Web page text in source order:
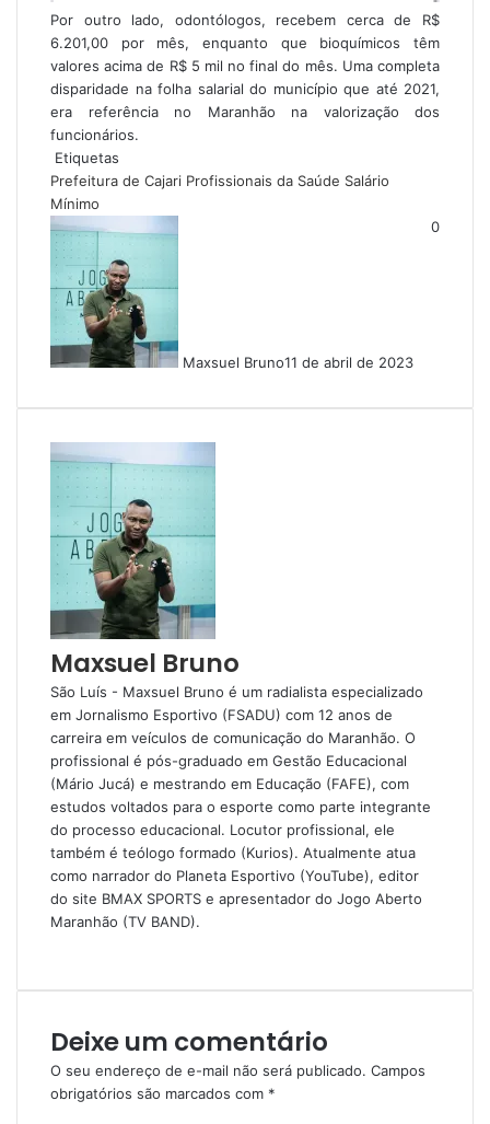
Por outro lado, odontólogos, recebem cerca de R$
6.201,00 por mês, enquanto que bioquímicos têm
valores acima de R$ 5 mil no final do mês. Uma completa
disparidade na folha salarial do município que até 2021,
era referência no Maranhão na valorização dos
funcionários.
Etiquetas
Prefeitura de Cajari Profissionais da Saúde Salário
Mínimo
Maxsuel Bruno11 de abril de 2023
0
Maxsuel Bruno
São Luís - Maxsuel Bruno é um radialista especializado
em Jornalismo Esportivo (FSADU) com 12 anos de
carreira em veículos de comunicação do Maranhão. O
profissional é pós-graduado em Gestão Educacional
(Mário Jucá) e mestrando em Educação (FAFE), com
estudos voltados para o esporte como parte integrante
do processo educacional. Locutor profissional, ele
também é teólogo formado (Kurios). Atualmente atua
como narrador do Planeta Esportivo (YouTube), editor
do site BMAX SPORTS e apresentador do Jogo Aberto
Maranhão (TV BAND).
b
iDeixe um comentário
O seu endereço de e-mail não será publicado. Campos
obrigatórios são marcados com *